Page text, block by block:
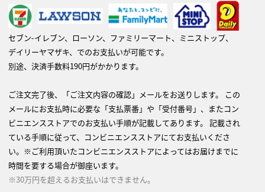
セブン-イレブン、ローソン、ファミリーマート、ミニストップ、
デイリーヤマザキ、でのお支払いが可能です。
別途、決済手数料190円がかかります。
ご注文完了後、「ご注文内容の確認」メールをお送りします。 この
メールにお支払時に必要な「支払票番」や「受付番号」、またコン
ビニエンスストアでのお支払い手順が記載してあります。 記載され
ている手順に従って、コンビニエンスストアにてお支払いくださ
い。※ご利用頂いたコンビニエンスストアによってはお届けまでに
時間を要する場合が御座います。
※30万円を超えるお支払いはできません。